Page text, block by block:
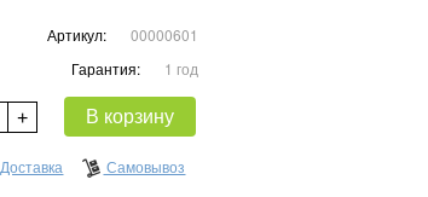
Артикул:
00000601
Гарантия: 1 год
В корзину
Доставка Самовывоз